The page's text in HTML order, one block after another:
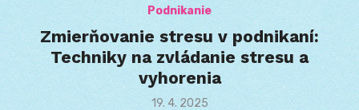
Podnikanie
Zmierňovanie stresu v podnikaní:
Techniky na zvládanie stresu a
vyhorenia
Posted
19. 4. 2025